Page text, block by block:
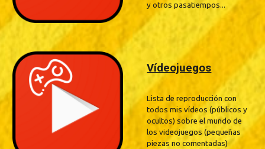
y otros pasatiempos...
Vídeojuegos
Lista de reproducción con
todos mis vídeos (públicos y
ocultos) sobre el mundo de
los videojuegos (pequeñas
piezas no comentadas)